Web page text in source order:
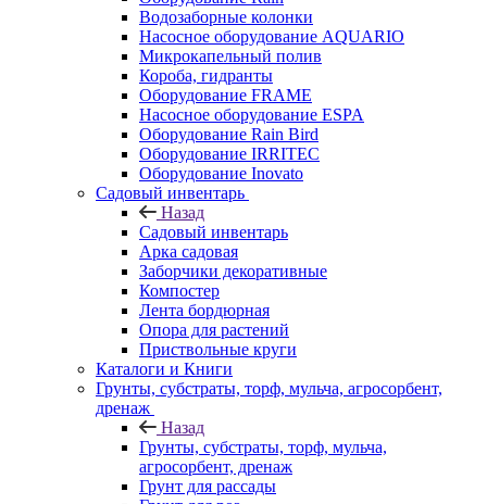
Водозаборные колонки
Насосное оборудование AQUARIO
Микрокапельный полив
Короба, гидранты
Оборудование FRAME
Насосное оборудование ESPA
Оборудование Rain Bird
Оборудование IRRITEC
Оборудование Inovato
Садовый инвентарь
Назад
Садовый инвентарь
Арка садовая
Заборчики декоративные
Компостер
Лента бордюрная
Опора для растений
Приствольные круги
Каталоги и Книги
Грунты, субстраты, торф, мульча, агросорбент,
дренаж
Назад
Грунты, субстраты, торф, мульча,
агросорбент, дренаж
Грунт для рассады